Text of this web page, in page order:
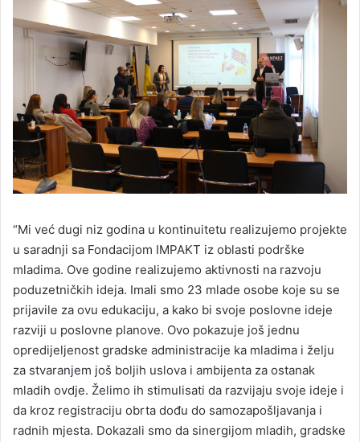
“Mi već dugi niz godina u kontinuitetu realizujemo projekte
u saradnji sa Fondacijom IMPAKT iz oblasti podrške
mladima. Ove godine realizujemo aktivnosti na razvoju
poduzetničkih ideja. Imali smo 23 mlade osobe koje su se
prijavile za ovu edukaciju, a kako bi svoje poslovne ideje
razviji u poslovne planove. Ovo pokazuje još jednu
opredijeljenost gradske administracije ka mladima i želju
za stvaranjem još boljih uslova i ambijenta za ostanak
mladih ovdje. Želimo ih stimulisati da razvijaju svoje ideje i
da kroz registraciju obrta dođu do samozapošljavanja i
radnih mjesta. Dokazali smo da sinergijom mladih, gradske